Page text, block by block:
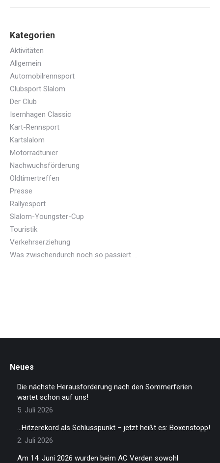
Kategorien
Aktivitäten
Allgemein
Automobilrennsport
Clubsport Slalom
Der Club
Isernhagen Classic
Kart-Rennsport
Kartslalom
Motorradtunier
Nachwuchsförderung
Oldtimertreffen
Presse
Rallyesport
Slalom-Youngster-Cup
Touristik
Verkehrserziehung
Was zwischendurch noch so passiert …
Neues
Die nächste Herausforderung nach den Sommerferien
wartet schon auf uns!
5. Juli 2026
…Hitzerekord als Schlusspunkt – jetzt heißt es: Boxenstopp!
2. Juli 2026
Am 14. Juni 2026 wurden beim AC Verden sowohl